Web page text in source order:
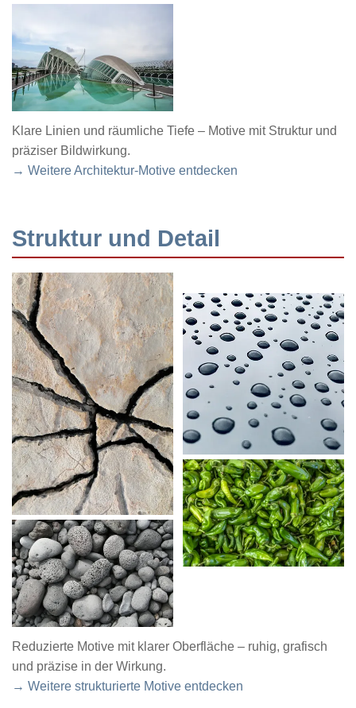
Klare Linien und räumliche Tiefe – Motive mit Struktur und
präziser Bildwirkung.
→ Weitere Architektur-Motive entdecken
Struktur und Detail
Reduzierte Motive mit klarer Oberfläche – ruhig, grafisch
und präzise in der Wirkung.
→ Weitere strukturierte Motive entdecken